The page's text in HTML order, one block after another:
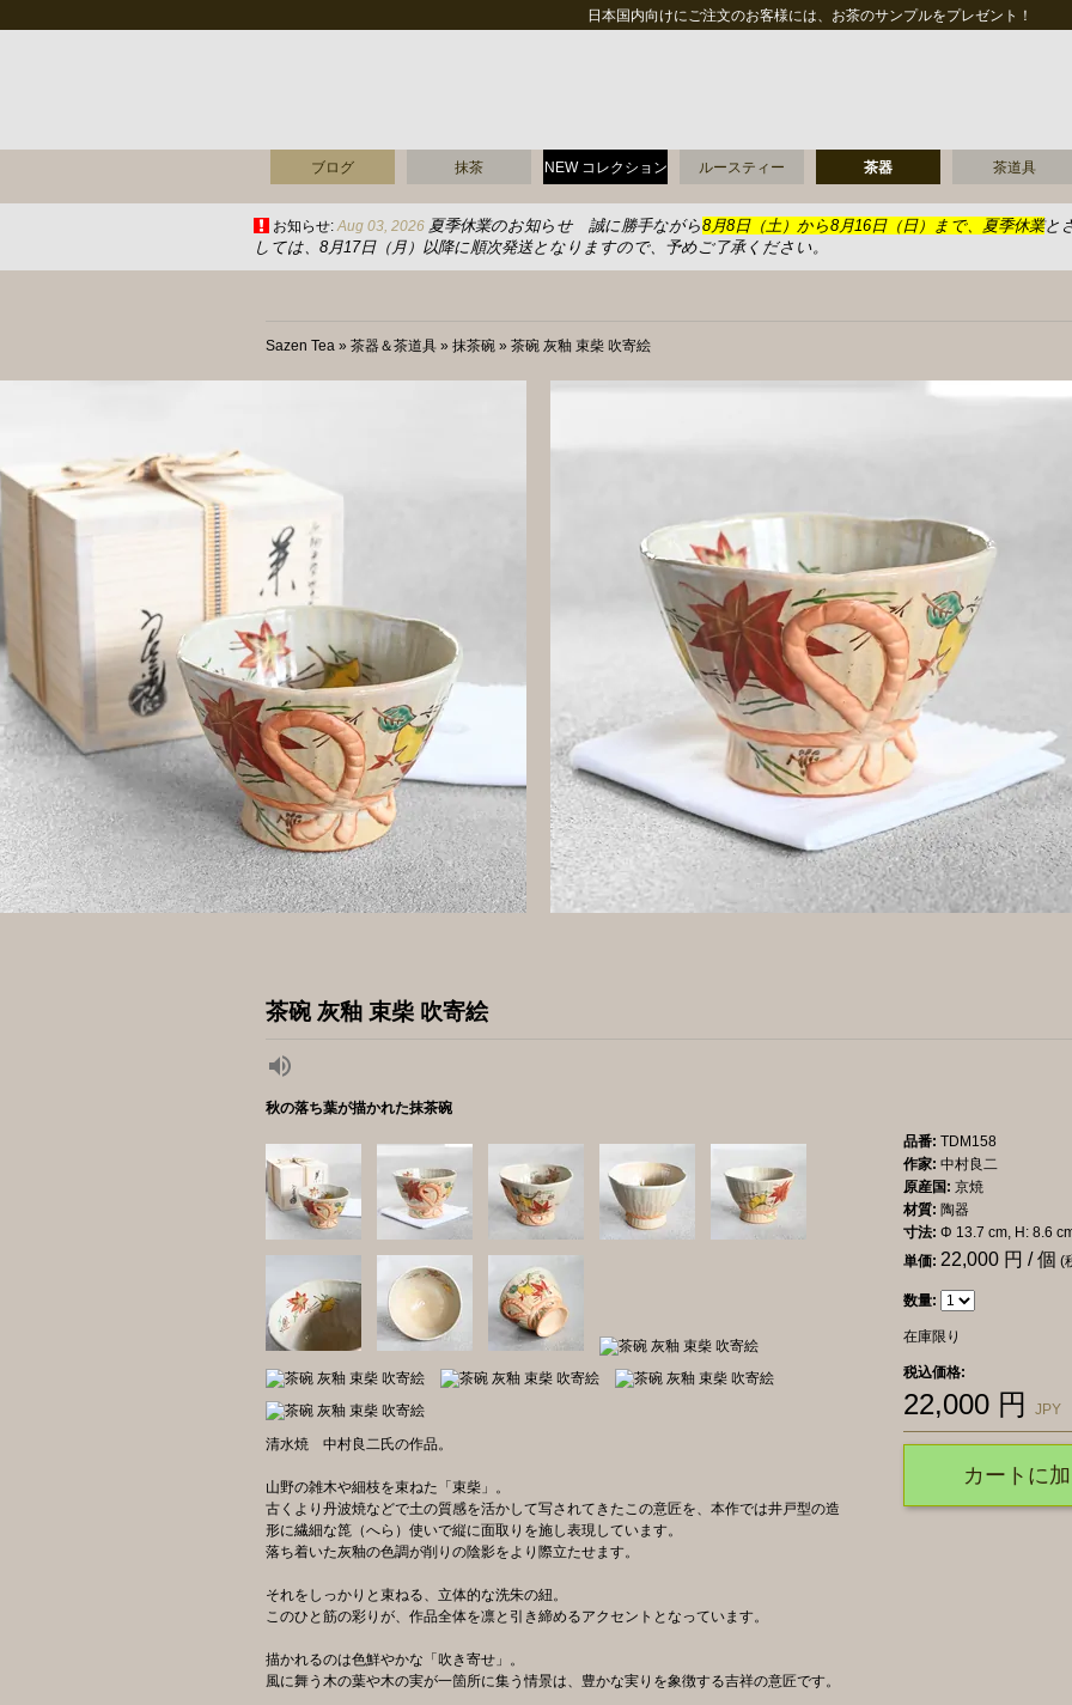
日本国内向けにご注文のお客様には、お茶のサンプルをプレゼント！
ブログ 抹茶 NEW コレクション ルースティー 茶器 茶道具
お知らせ: Aug 03, 2026 夏季休業のお知らせ 誠に勝手ながら8月8日（土）から8月16日（日）まで、夏季休業と
しては、8月17日（月）以降に順次発送となりますので、予めご了承ください。
Sazen Tea » 茶器＆茶道具 » 抹茶碗 » 茶碗 灰釉 束柴 吹寄絵
茶碗 灰釉 束柴 吹寄絵
秋の落ち葉が描かれた抹茶碗
清水焼 中村良二氏の作品。
山野の雑木や細枝を束ねた「束柴」。
古くより丹波焼などで土の質感を活かして写されてきたこの意匠を、本作では井戸型の造
形に繊細な箆（へら）使いで縦に面取りを施し表現しています。
落ち着いた灰釉の色調が削りの陰影をより際立たせます。
それをしっかりと束ねる、立体的な洗朱の紐。
このひと筋の彩りが、作品全体を凛と引き締めるアクセントとなっています。
描かれるのは色鮮やかな「吹き寄せ」。
風に舞う木の葉や木の実が一箇所に集う情景は、豊かな実りを象徴する吉祥の意匠です。
品番: TDM158
作家: 中村良二
原産国: 京焼
材質: 陶器
寸法: Φ 13.7 cm, H: 8.6
単価: 22,000 円 / 個 (
数量:
在庫限り
税込価格:
22,000 円 JPY
カートに